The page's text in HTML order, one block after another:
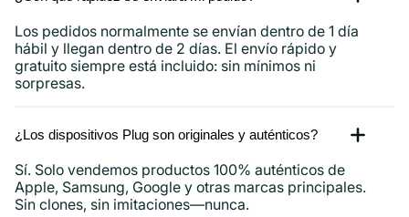
Los pedidos normalmente se envían dentro de 1 día
hábil y llegan dentro de 2 días. El envío rápido y
gratuito siempre está incluido: sin mínimos ni
sorpresas.
¿Los dispositivos Plug son originales y auténticos?
Sí. Solo vendemos productos 100% auténticos de
Apple, Samsung, Google y otras marcas principales.
Sin clones, sin imitaciones—nunca.